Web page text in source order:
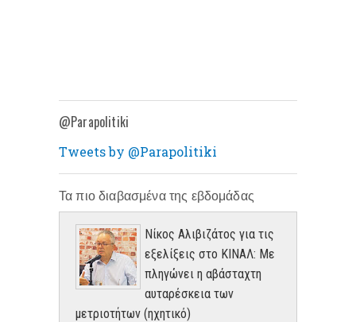
@Parapolitiki
Tweets by @Parapolitiki
Τα πιο διαβασμένα της εβδομάδας
Νίκος Αλιβιζάτος για τις
εξελίξεις στο ΚΙΝΑΛ: Με
πληγώνει η αβάσταχτη
αυταρέσκεια των
μετριοτήτων (ηχητικό)